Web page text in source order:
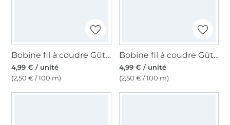
Bobine fil à coudre Gütermann 200m polyester, (074) bleu pigeon clair
4,99 € / unité
(2,50 € / 100 m)
Bobine fil à coudre Gütermann 200m polyester, (261) gris vert
4,99 € / unité
(2,50 € / 100 m)